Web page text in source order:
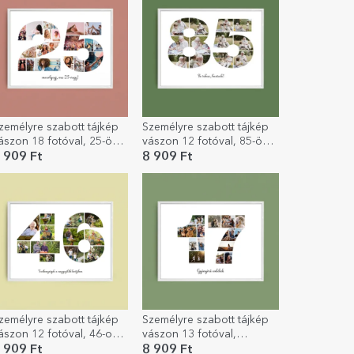
szabott tájkép
18 fotóval, 25-ös
és
909 Ft
Személyre szabott tájkép
vászon 12 fotóval, 85-ös
modellszámmal és
8 909 Ft
szabott tájkép
12 fotóval, 46-os
és
909 Ft
Személyre szabott tájkép
vászon 13 fotóval,
modellszám 17 és
8 909 Ft